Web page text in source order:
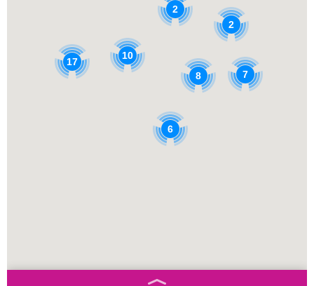
10
7
17
6
2
8
2